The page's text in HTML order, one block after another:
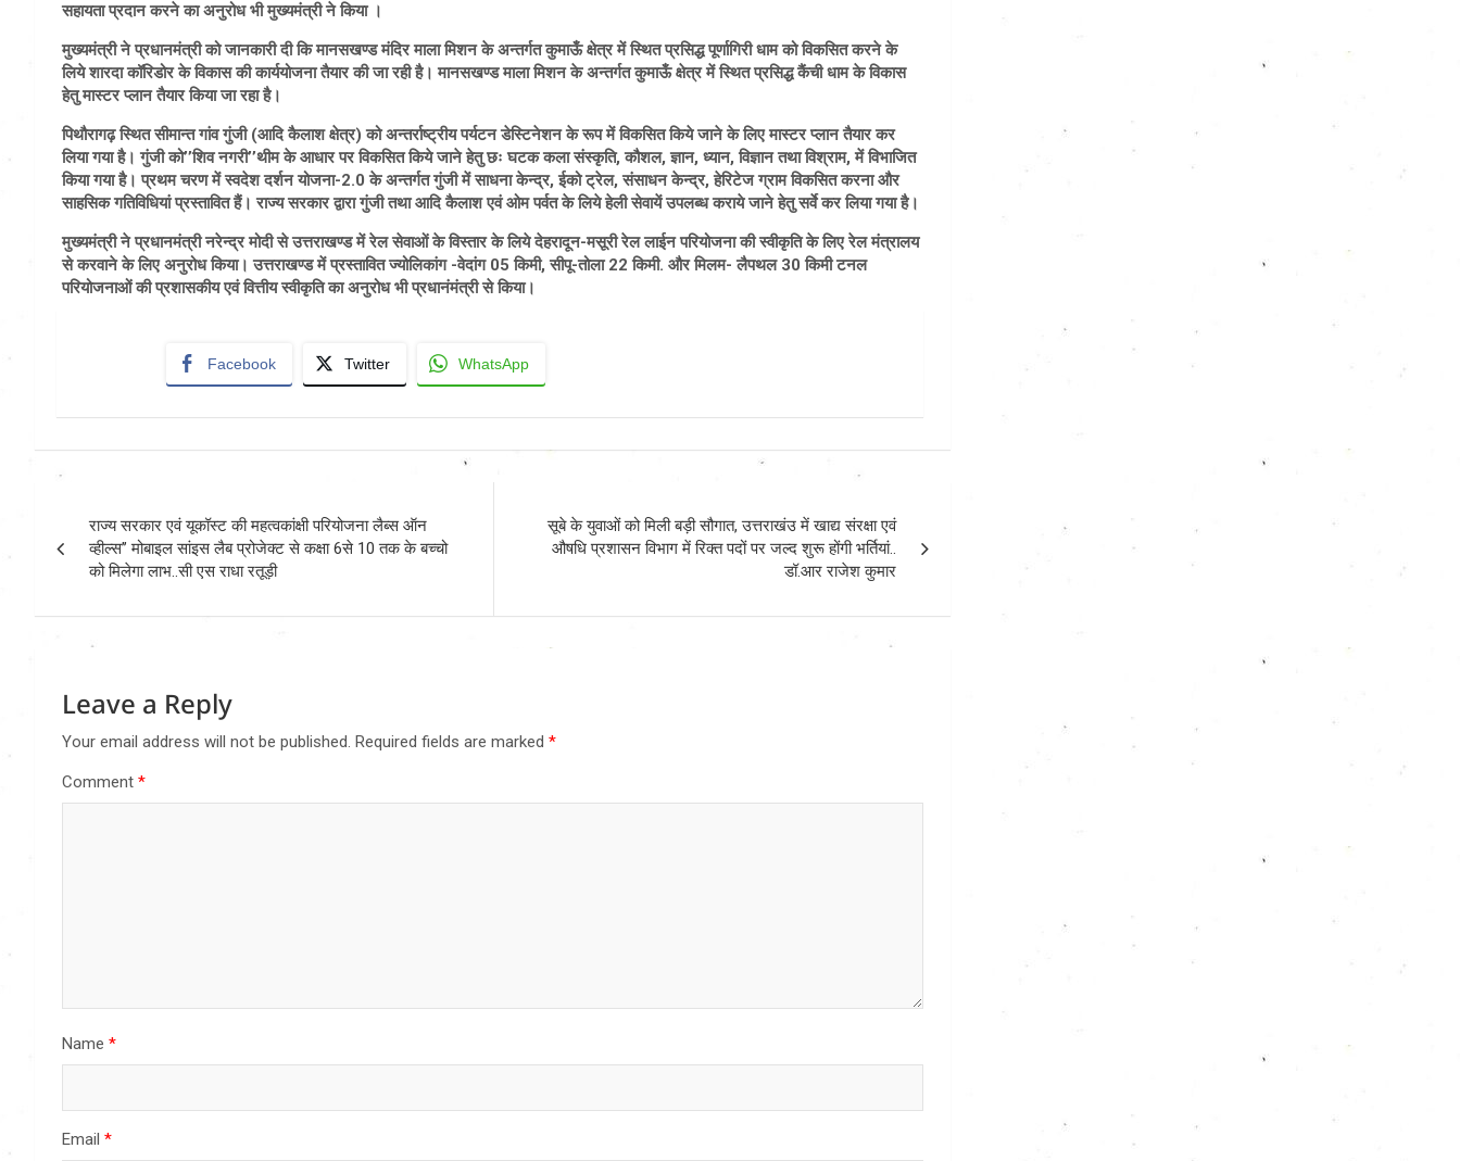
सहायता प्रदान करने का अनुरोध भी मुख्यमंत्री ने किया ।
मुख्यमंत्री ने प्रधानमंत्री को जानकारी दी कि मानसखण्ड मंदिर माला मिशन के अन्तर्गत कुमाऊँ क्षेत्र में स्थित प्रसिद्ध पूर्णागिरी धाम को विकसित करने के
लिये शारदा कॉरिडोर के विकास की कार्ययोजना तैयार की जा रही है। मानसखण्ड माला मिशन के अन्तर्गत कुमाऊँ क्षेत्र में स्थित प्रसिद्ध कैंची धाम के विकास
हेतु मास्टर प्लान तैयार किया जा रहा है।
पिथौरागढ़ स्थित सीमान्त गांव गुंजी (आदि कैलाश क्षेत्र) को अन्तर्राष्ट्रीय पर्यटन डेस्टिनेशन के रूप में विकसित किये जाने के लिए मास्टर प्लान तैयार कर
लिया गया है। गुंजी को’’शिव नगरी’’थीम के आधार पर विकसित किये जाने हेतु छः घटक कला संस्कृति, कौशल, ज्ञान, ध्यान, विज्ञान तथा विश्राम, में विभाजित
किया गया है। प्रथम चरण में स्वदेश दर्शन योजना-2.0 के अन्तर्गत गुंजी में साधना केन्द्र, ईको ट्रेल, संसाधन केन्द्र, हेरिटेज ग्राम विकसित करना और
साहसिक गतिविधियां प्रस्तावित हैं। राज्य सरकार द्वारा गुंजी तथा आदि कैलाश एवं ओम पर्वत के लिये हेली सेवायें उपलब्ध कराये जाने हेतु सर्वे कर लिया गया है।
मुख्यमंत्री ने प्रधानमंत्री नरेन्द्र मोदी से उत्तराखण्ड में रेल सेवाओं के विस्तार के लिये देहरादून-मसूरी रेल लाईन परियोजना की स्वीकृति के लिए रेल मंत्रालय
से करवाने के लिए अनुरोध किया। उत्तराखण्ड में प्रस्तावित ज्योलिकांग -वेदांग 05 किमी, सीपू-तोला 22 किमी. और मिलम- लैपथल 30 किमी टनल
परियोजनाओं की प्रशासकीय एवं वित्तीय स्वीकृति का अनुरोध भी प्रधानंमंत्री से किया।
Facebook Twitter WhatsApp
navigation
राज्य सरकार एवं यूकॉस्ट की महत्वकांक्षी परियोजना लैब्स ऑन
व्हील्स’’ मोबाइल सांइस लैब प्रोजेक्ट से कक्षा 6से 10 तक के बच्चो
को मिलेगा लाभ..सी एस राधा रतूड़ी
सूबे के युवाओं को मिली बड़ी सौगात, उत्तराखंउ में खाद्य संरक्षा एवं
औषधि प्रशासन विभाग में रिक्त पदों पर जल्द शुरू होंगी भर्तियां..
डॉ.आर राजेश कुमार
Leave a Reply
Your email address will not be published. Required fields are marked *
Comment *
Name *
Email *